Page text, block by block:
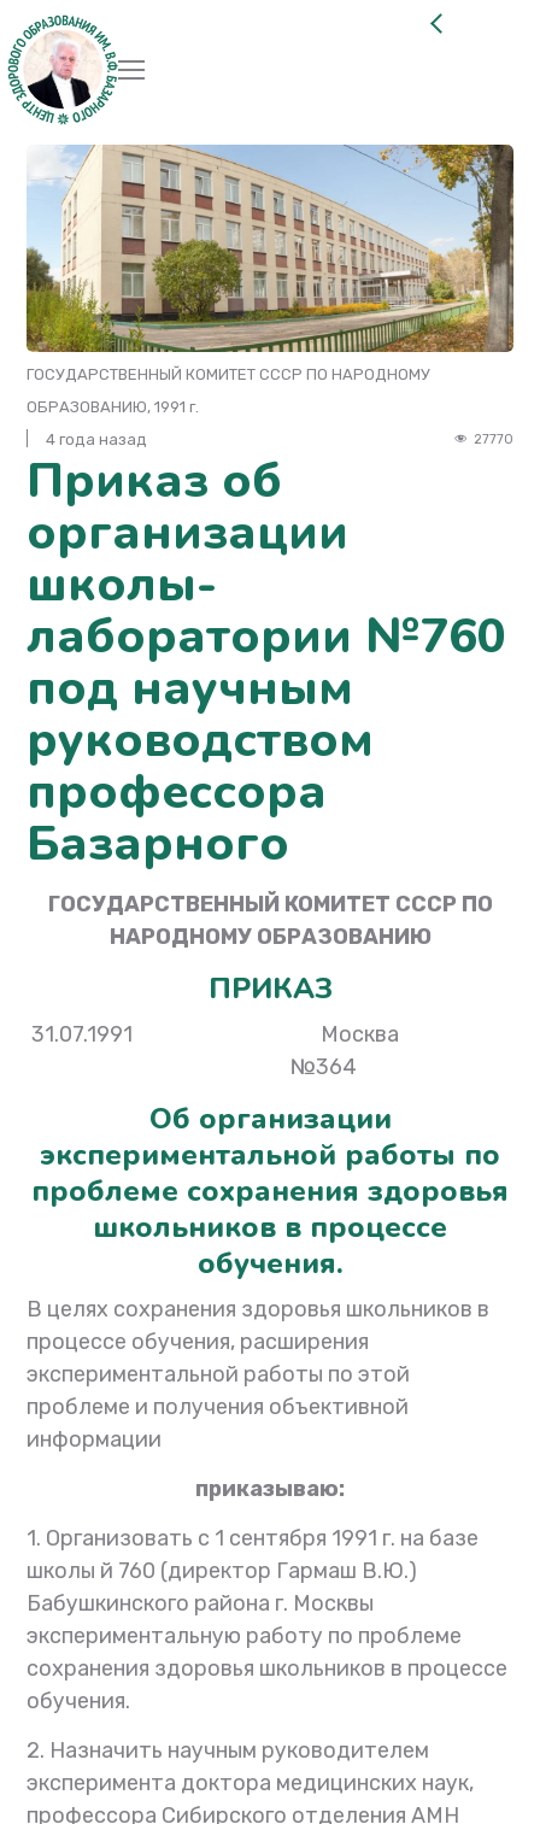
ГОСУДАРСТВЕННЫЙ КОМИТЕТ СССР ПО НАРОДНОМУ
ОБРАЗОВАНИЮ, 1991 г.
4 года назад
27770
Приказ об
организации
школы-
лаборатории №760
под научным
руководством
профессора
Базарного
ГОСУДАРСТВЕННЫЙ КОМИТЕТ СССР ПО
НАРОДНОМУ ОБРАЗОВАНИЮ
ПРИКАЗ
31.07.1991 Москва
№364
Об организации
экспериментальной работы по
проблеме сохранения здоровья
школьников в процессе
обучения.
В целях сохранения здоровья школьников в
процессе обучения, расширения
экспериментальной работы по этой
проблеме и получения объективной
информации
приказываю:
1. Организовать с 1 сентября 1991 г. на базе
школы й 760 (директор Гармаш В.Ю.)
Бабушкинского района г. Москвы
экспериментальную работу по проблеме
сохранения здоровья школьников в процессе
обучения.
2. Назначить научным руководителем
эксперимента доктора медицинских наук,
профессора Сибирского отделения АМН